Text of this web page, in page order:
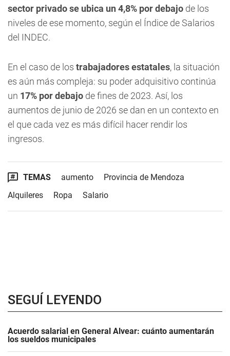
sector privado se ubica un 4,8% por debajo de los
niveles de ese momento, según el Índice de Salarios
del INDEC.
En el caso de los trabajadores estatales, la situación
es aún más compleja: su poder adquisitivo continúa
un 17% por debajo de fines de 2023. Así, los
aumentos de junio de 2026 se dan en un contexto en
el que cada vez es más difícil hacer rendir los
ingresos.
TEMAS aumento
Provincia de Mendoza
Alquileres
Ropa Salario
SEGUÍ LEYENDO
Acuerdo salarial en General Alvear: cuánto aumentarán
los sueldos municipales